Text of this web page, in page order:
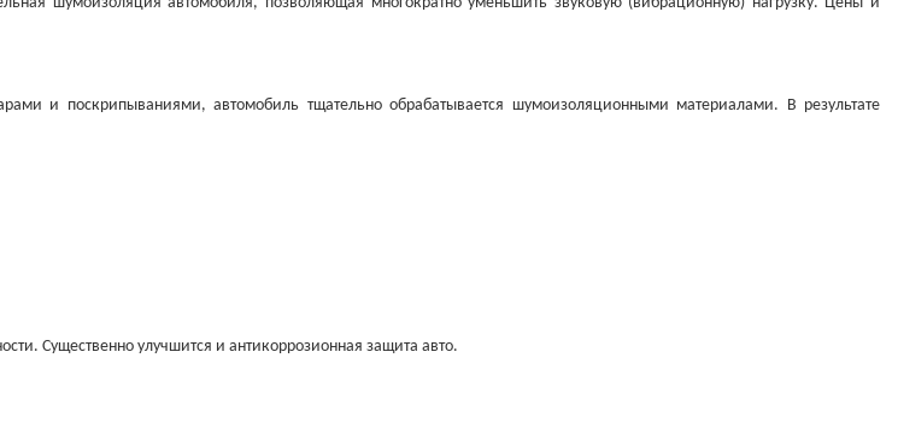
и поскрипываниями, автомобиль тщательно обрабатывается шумоизоляционными материалами. В результате
Существенно улучшится и антикоррозионная защита авто.